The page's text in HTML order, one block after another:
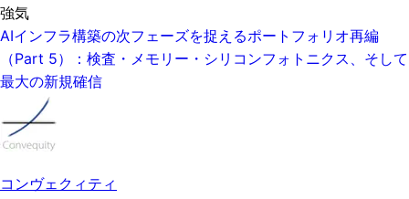
強気
AIインフラ構築の次フェーズを捉えるポートフォリオ再編
（Part 5）：検査・メモリー・シリコンフォトニクス、そして
最大の新規確信
コンヴェクィティ